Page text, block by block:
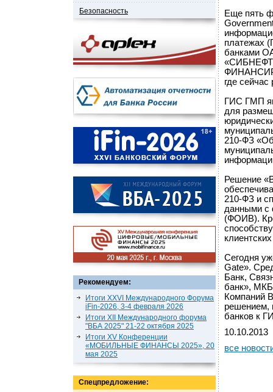
Безопасность
Рекомендуем:
Итоги XXVI Международного Форума
iFin-2026, 3-4 февраля 2026
Итоги XII Международного форума
"ВБА 2025" 21-22 октября 2025
Итоги XV Конференции
«МОБИЛЬНЫЕ ФИНАНСЫ 2025», 20
мая 2025
Спецпредложение:
Еще пять
платежах
банками
где
ГИС ГМП
для
210-ФЗ «Об
Решение
210-ФЗ и
данными с
(ФОИВ).
Сегодня
Gate».
Банк,
банк»,
Компаний
решением,
банков к
10.10.2013
все